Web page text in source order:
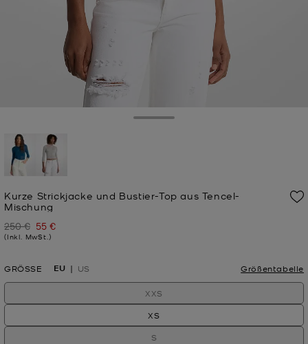
Kurze Strickjacke und Bustier-Top aus Tencel-
Mischung
Zuvor
250 € Jetzt
55 €
(Inkl. MwSt.)
GRÖSSE EU US Größentabelle
XXS
XS
S